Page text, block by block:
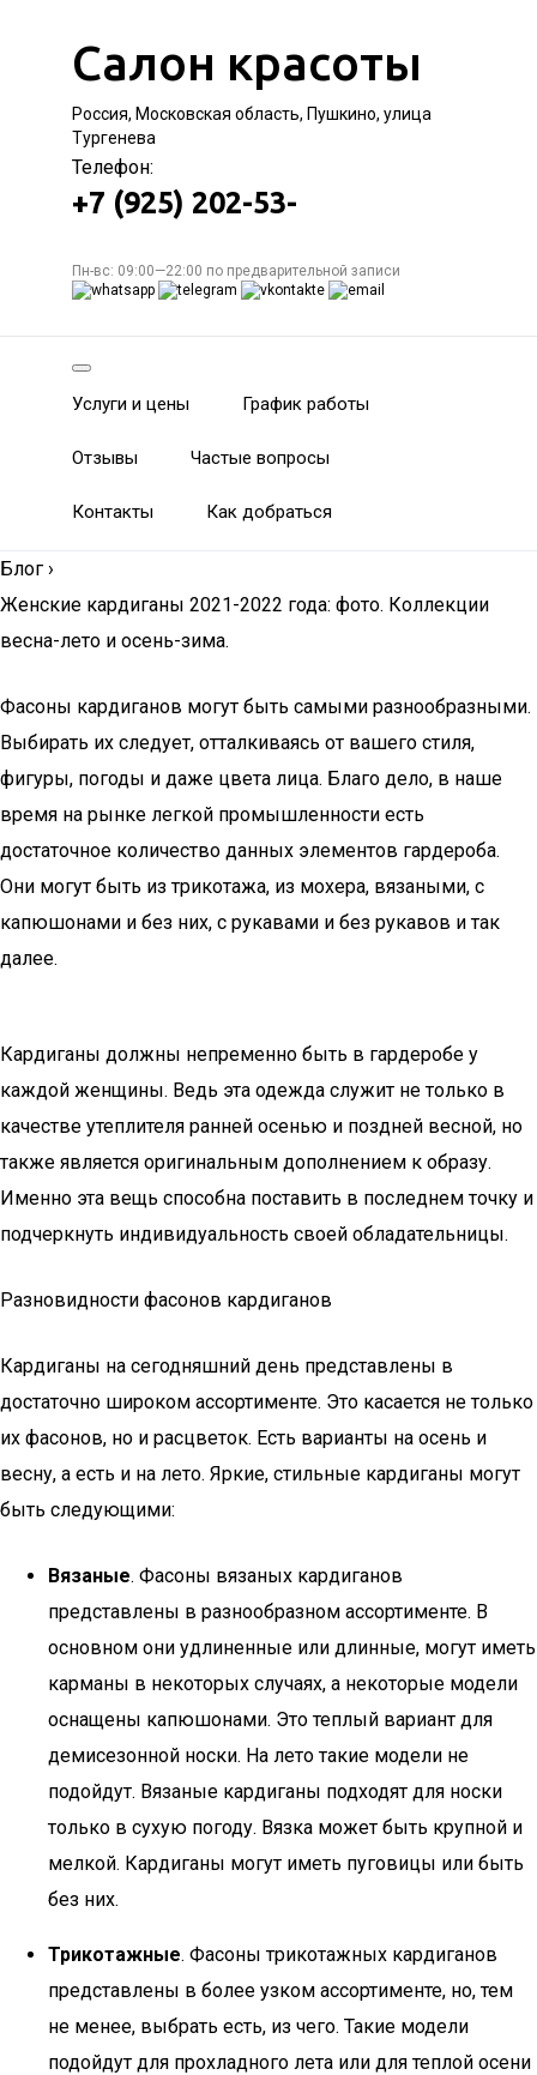
Салон красоты
Россия, Московская область, Пушкино, улица
Тургенева
Телефон:
+7 (925) 202-53-
Пн-вс: 09:00—22:00 по предварительной записи
Услуги и цены График работы
Отзывы Частые вопросы
Контакты Как добраться
Блог ›
Женские кардиганы 2021-2022 года: фото. Коллекции
весна-лето и осень-зима.
Фасоны кардиганов могут быть самыми разнообразными.
Выбирать их следует, отталкиваясь от вашего стиля,
фигуры, погоды и даже цвета лица. Благо дело, в наше
время на рынке легкой промышленности есть
достаточное количество данных элементов гардероба.
Они могут быть из трикотажа, из мохера, вязаными, с
капюшонами и без них, с рукавами и без рукавов и так
далее.
Кардиганы должны непременно быть в гардеробе у
каждой женщины. Ведь эта одежда служит не только в
качестве утеплителя ранней осенью и поздней весной, но
также является оригинальным дополнением к образу.
Именно эта вещь способна поставить в последнем точку и
подчеркнуть индивидуальность своей обладательницы.
Разновидности фасонов кардиганов
Кардиганы на сегодняшний день представлены в
достаточно широком ассортименте. Это касается не только
их фасонов, но и расцветок. Есть варианты на осень и
весну, а есть и на лето. Яркие, стильные кардиганы могут
быть следующими:
Вязаные. Фасоны вязаных кардиганов
представлены в разнообразном ассортименте. В
основном они удлиненные или длинные, могут иметь
карманы в некоторых случаях, а некоторые модели
оснащены капюшонами. Это теплый вариант для
демисезонной носки. На лето такие модели не
подойдут. Вязаные кардиганы подходят для носки
только в сухую погоду. Вязка может быть крупной и
мелкой. Кардиганы могут иметь пуговицы или быть
без них.
Трикотажные. Фасоны трикотажных кардиганов
представлены в более узком ассортименте, но, тем
не менее, выбрать есть, из чего. Такие модели
подойдут для прохладного лета или для теплой осени